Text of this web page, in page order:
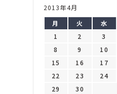
2013年4月
月
火 水
1
2 3
8
9 10
15
16 17
22
23 24
29
30